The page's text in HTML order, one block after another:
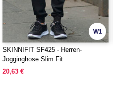
W1
SKINNIFIT SF425 - Herren-
Jogginghose Slim Fit
20,63 €